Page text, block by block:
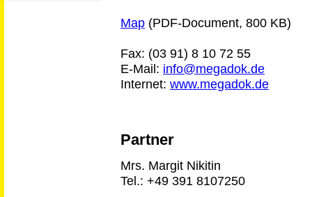
Map (PDF-Document, 800 KB)
Fax: (03 91) 8 10 72 55
E-Mail: info@megadok.de
Internet: www.megadok.de
Partner
Mrs. Margit Nikitin
Tel.: +49 391 8107250